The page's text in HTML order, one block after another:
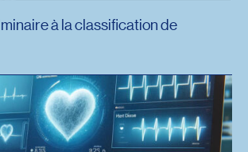
à la classification de